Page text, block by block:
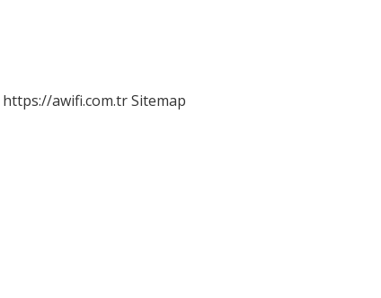
https://awifi.com.trSitemap